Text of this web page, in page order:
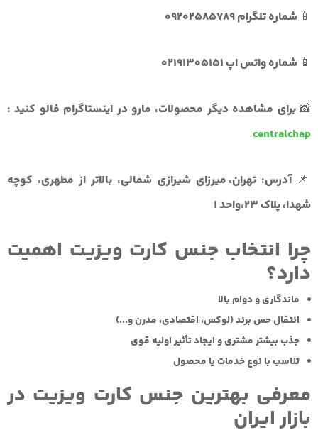
📱 شماره تلگرام 09202585789
📱 شماره واتس اپ 02191305151
📸 برای مشاهده دیگر محصولات، مارو در اینستاگرام فالو کنید :
centralchap
📌 آدرس:تهران، میرزای شیرازی شمالی، بالاتر از مطهری، کوچه
شهدا، پلاک
،واحد
چرا انتخاب جنس کارت ویزیت اهمیت
دارد؟
ماندگاری و دوام بالا
انتقال حس برند (لوکس، اقتصادی، مدرن و...)
جذب بیشتر مشتری و ایجاد تأثیر اولیه قوی
تناسب با نوع خدمات یا محصول
معرفی بهترین جنس‌ کارت ویزیت در
بازار ایران